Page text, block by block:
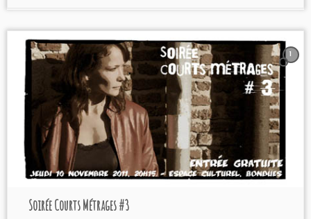
1
Soirée Courts Métrages #3